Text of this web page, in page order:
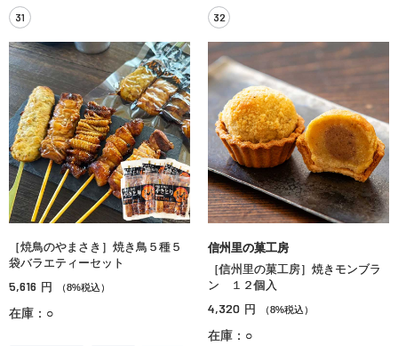
31
［焼鳥のやまさき］焼き鳥５種５
袋バラエティーセット
5,616 円 （8%税込）
在庫：○
32
信州里の菓工房
［信州里の菓工房］焼きモンブラ
ン １２個入
4,320 円 （8%税込）
在庫：○